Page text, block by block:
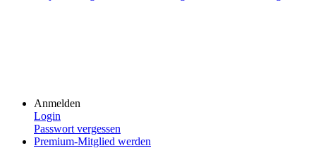
Anmelden
Login
Passwort vergessen
Premium-Mitglied werden